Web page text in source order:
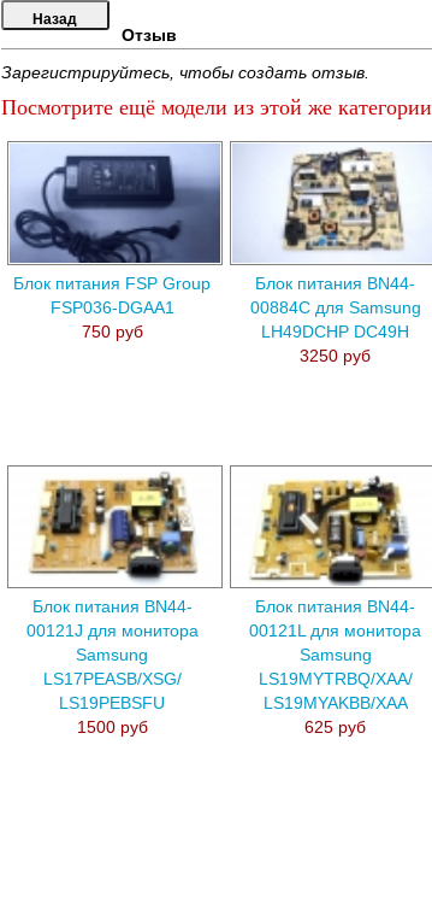
Отзыв
Зарегистрируйтесь, чтобы создать отзыв.
Посмотрите ещё модели из этой же категории
Блок питания FSP Group
FSP036-DGAA1
750 руб
Блок питания BN44-
00884C для Samsung
LH49DCHP DC49H
3250 руб
Блок питания BN44-
00121J для монитора
Samsung
LS17PEASB/XSG/
LS19PEBSFU
1500 руб
Блок питания BN44-
00121L для монитора
Samsung
LS19MYTRBQ/XAA/
LS19MYAKBB/XAA
625 руб